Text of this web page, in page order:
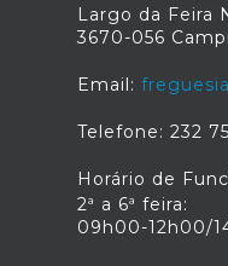
Largo da Feira
3670-056
Email:
Telefone: 232
Horário de
2ª a 6ª feira:
09h00-12h00/